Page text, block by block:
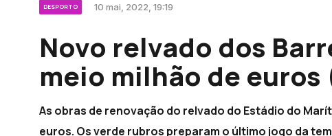
DESPORTO 10 mai, 2022, 19:19
Novo relvado dos
meio milhão de euros
As obras de renovação do relvado do Estádio do
euros. Os verde rubros preparam o último jogo da